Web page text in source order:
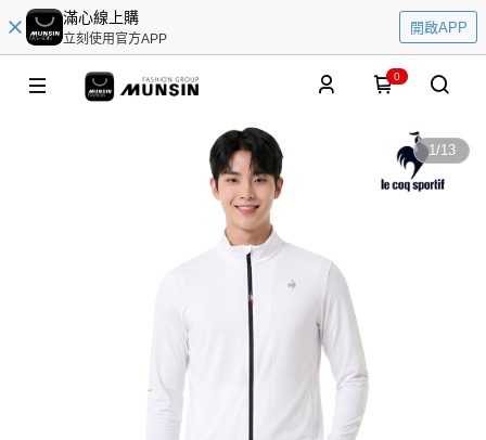
滿心線上購
立刻使用官方APP
開啟APP
0
1/13